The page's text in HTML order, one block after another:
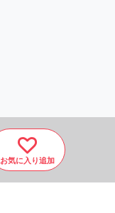
お気に入り追加